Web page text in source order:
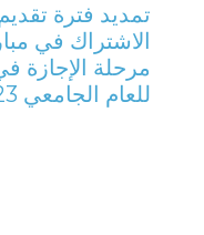
تمديد فترة
الاشتراك في
مرحلة الإجازة
للعام الجامعي 2023 – 2024